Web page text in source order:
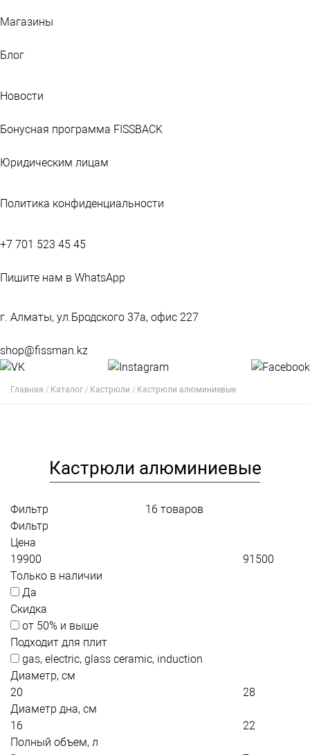
Магазины
Блог
Новости
Бонусная программа FISSBACK
Юридическим лицам
Политика конфиденциальности
+7 701 523 45 45
Пишите нам в WhatsApp
г. Алматы, ул.Бродского 37а, офис 227
shop@fissman.kz
Главная Каталог Кастрюли Кастрюли алюминиевые
Кастрюли алюминиевые
Фильтр 16 товаров
Фильтр
Цена
Только в наличии
Да
Скидка
от 50% и выше
Подходит для плит
gas, electric, glass ceramic, induction
Диаметр, см
Диаметр дна, см
Полный объем, л